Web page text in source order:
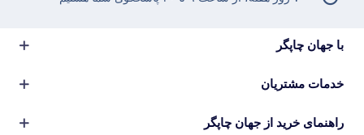
با جهان چاپگر
خدمات مشتریان
راهنمای خرید از جهان چاپگر